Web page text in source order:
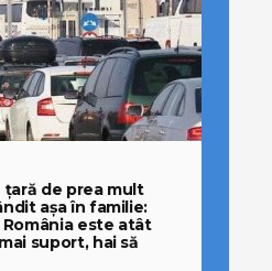
țară de prea mult
așa în familie:
este atât
suport, hai să